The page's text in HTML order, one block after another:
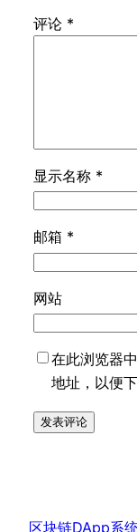
评论 *
显示名称 *
邮箱 *
网站
在此浏览器
地址，以便
区块链DApp系